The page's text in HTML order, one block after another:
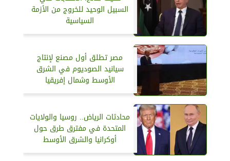
السبيل الوحيد للخروج من الأزمة
السياسية
مصر تطلق أول مصنع لإنتاج
سيانيد الصوديوم في الشرق
الأوسط وشمال إفريقيا
محادثات الرياض.. روسيا والولايات
المتحدة في مفترق طرق حول
أوكرانيا والشرق الأوسط